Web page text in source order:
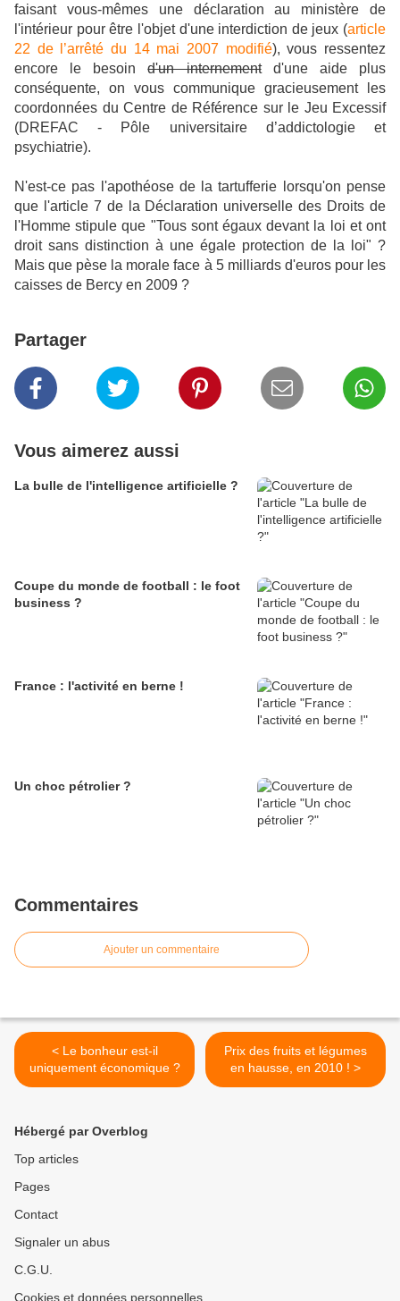
faisant vous-mêmes une déclaration au ministère de
l'intérieur pour être l'objet d'une interdiction de jeux (article
22 de l’arrêté du 14 mai 2007 modifié), vous ressentez
encore le besoind'un internementd'une aide plus
conséquente, on vous communique gracieusement les
coordonnées du Centre de Référence sur le Jeu Excessif
(DREFAC - Pôle universitaire d’addictologie et
psychiatrie).
N'est-ce pas l'apothéose de la tartufferie lorsqu'on pense
que l'article 7 de la Déclaration universelle des Droits de
l'Homme stipule que "Tous sont égaux devant la loi et ont
droit sans distinction à une égale protection de la loi" ?
Mais que pèse la morale face à 5 milliards d'euros pour les
caisses de Bercy en 2009 ?
Partager
Vous aimerez aussi
La bulle de l'intelligence artificielle ?
Coupe du monde de football : le foot
business ?
France : l'activité en berne !
Un choc pétrolier ?
Commentaires
Ajouter un commentaire
< Le bonheur est-il
uniquement économique ?
Prix des fruits et légumes
en hausse, en 2010 ! >
Hébergé par Overblog
Top articles
Pages
Contact
Signaler un abus
C.G.U.
Cookies et données personnelles